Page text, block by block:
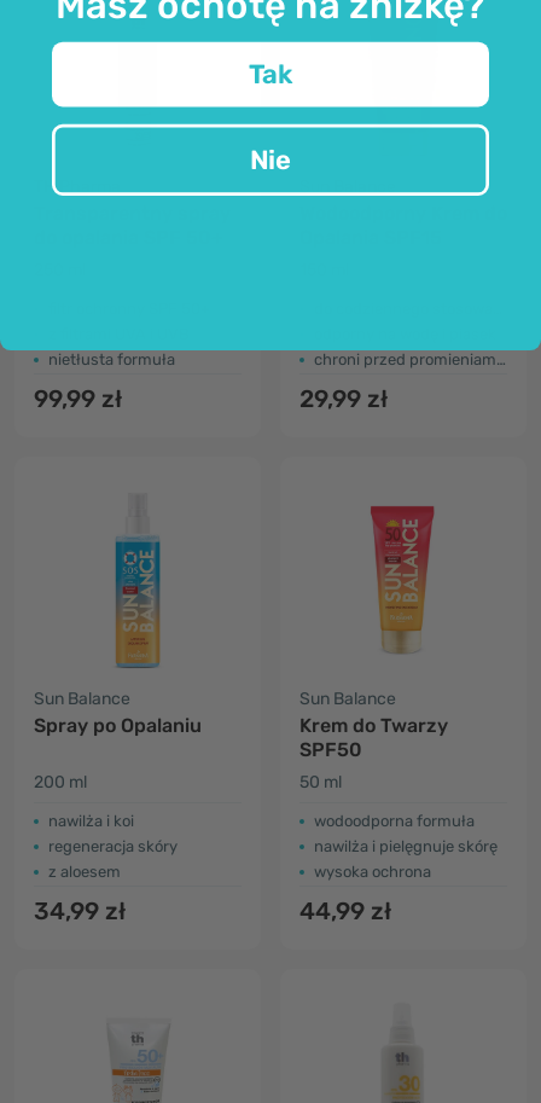
TH Pharma
nietłusta formuła
99,99 zł
chroni przed promieniami UV-A i UV-B
29,99 zł
Sun Balance
Spray po Opalaniu
200 ml
nawilża i koi
regeneracja skóry
z aloesem
34,99 zł
Sun Balance
Krem do Twarzy
SPF50
50 ml
wodoodporna formuła
nawilża i pielęgnuje skórę
wysoka ochrona
44,99 zł
Tak
Nie